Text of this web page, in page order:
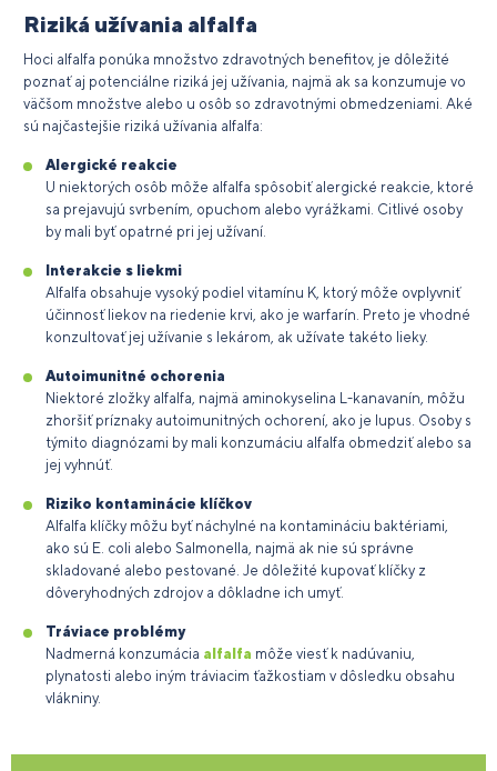
Riziká užívania alfalfa
Hoci alfalfa ponúka množstvo zdravotných benefitov, je dôležité
poznať aj potenciálne riziká jej užívania, najmä ak sa konzumuje vo
väčšom množstve alebo u osôb so zdravotnými obmedzeniami. Aké
sú najčastejšie riziká užívania alfalfa:
Alergické reakcie
U niektorých osôb môže alfalfa spôsobiť alergické reakcie, ktoré
sa prejavujú svrbením, opuchom alebo vyrážkami. Citlivé osoby
by mali byť opatrné pri jej užívaní.
Interakcie s liekmi
Alfalfa obsahuje vysoký podiel vitamínu K, ktorý môže ovplyvniť
účinnosť liekov na riedenie krvi, ako je warfarín. Preto je vhodné
konzultovať jej užívanie s lekárom, ak užívate takéto lieky.
Autoimunitné ochorenia
Niektoré zložky alfalfa, najmä aminokyselina L-kanavanín, môžu
zhoršiť príznaky autoimunitných ochorení, ako je lupus. Osoby s
týmito diagnózami by mali konzumáciu alfalfa obmedziť alebo sa
jej vyhnúť.
Riziko kontaminácie klíčkov
Alfalfa klíčky môžu byť náchylné na kontamináciu baktériami,
ako sú E. coli alebo Salmonella, najmä ak nie sú správne
skladované alebo pestované. Je dôležité kupovať klíčky z
dôveryhodných zdrojov a dôkladne ich umyť.
Tráviace problémy
Nadmerná konzumácia alfalfa môže viesť k nadúvaniu,
plynatosti alebo iným tráviacim ťažkostiam v dôsledku obsahu
vlákniny.